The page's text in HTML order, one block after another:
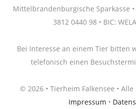
Mittelbrandenburgische Sparkasse •
3812 0440 98 • BIC:
Bei Interesse an einem Tier bitten
telefonisch einen
© 2026 • Tierheim Falkensee •
Impressum •